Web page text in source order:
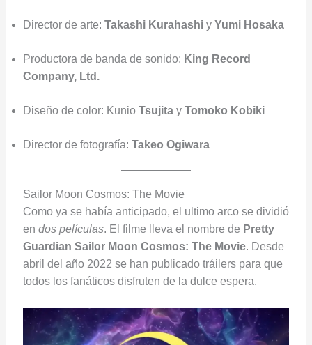
Director de arte: Takashi Kurahashiy Yumi Hosaka
Productora de banda de sonido: King Record
Company, Ltd.
Diseño de color: Kunio Tsujitay Tomoko Kobiki
Director de fotografía: Takeo Ogiwara
Sailor Moon Cosmos: The Movie
Como ya se había anticipado, el ultimo arco se dividió
en dos películas. El filme lleva el nombre de Pretty
Guardian Sailor Moon Cosmos: The Movie. Desde
abril del año 2022 se han publicado tráilers para que
todos los fanáticos disfruten de la dulce espera.